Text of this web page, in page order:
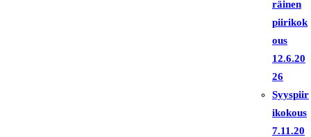
räinen
piirikok
ous
12.6.20
26
Syyspiir
ikokous
7.11.20